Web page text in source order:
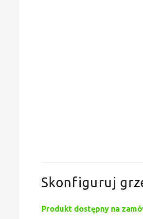
Skonfiguruj
Produkt dostępny na